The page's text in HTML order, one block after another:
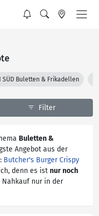
SÜD Buletten & Frikadellen
Filter
Buletten &
Angebot aus der
Butcher's Burger Crispy
denn es ist nur noch
nur in der